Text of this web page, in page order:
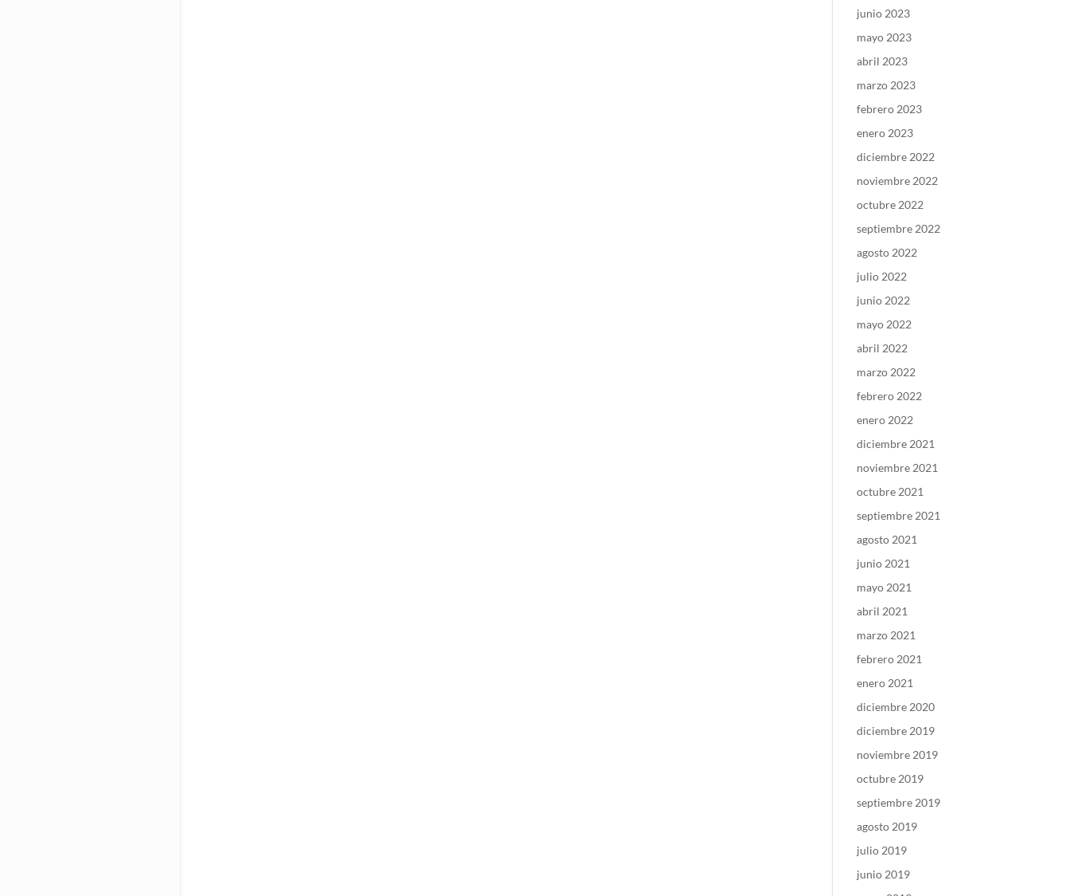
junio 2023
mayo 2023
abril 2023
marzo 2023
febrero 2023
enero 2023
diciembre 2022
noviembre 2022
octubre 2022
septiembre 2022
agosto 2022
julio 2022
junio 2022
mayo 2022
abril 2022
marzo 2022
febrero 2022
enero 2022
diciembre 2021
noviembre 2021
octubre 2021
septiembre 2021
agosto 2021
junio 2021
mayo 2021
abril 2021
marzo 2021
febrero 2021
enero 2021
diciembre 2020
diciembre 2019
noviembre 2019
octubre 2019
septiembre 2019
agosto 2019
julio 2019
junio 2019